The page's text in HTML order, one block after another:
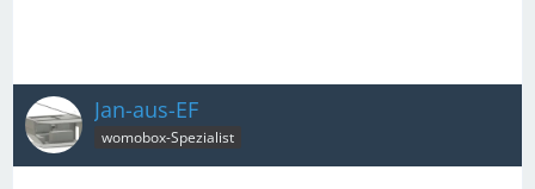
Jan-aus-EF
womobox-Spezialist